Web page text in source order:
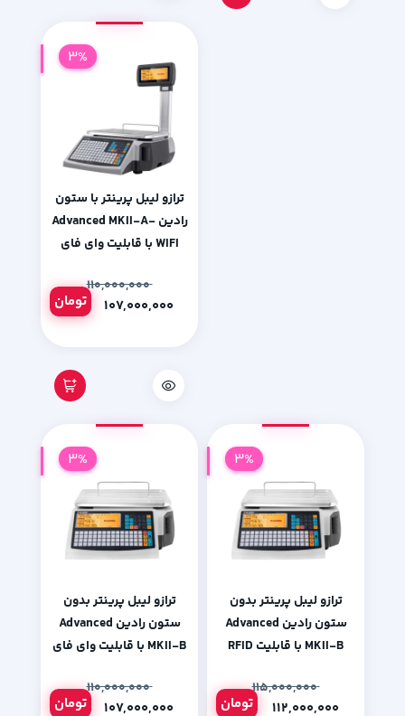
ترازو لیبل پرینتر با ستون
رادین Advanced MKII-A-
WIFI با قابلیت وای فای
۱۱۰,۰۰۰,۰۰۰
تومان
3%
ترازو لیبل پرینتر بدون
ستون رادین Advanced
MKII-B با قابلیت RFID
۱۱۵,۰۰۰,۰۰۰
تومان
3%
ترازو لیبل پرینتر بدون
ستون رادین Advanced
MKII-B با قابلیت وای فای
۱۱۰,۰۰۰,۰۰۰
تومان
3%